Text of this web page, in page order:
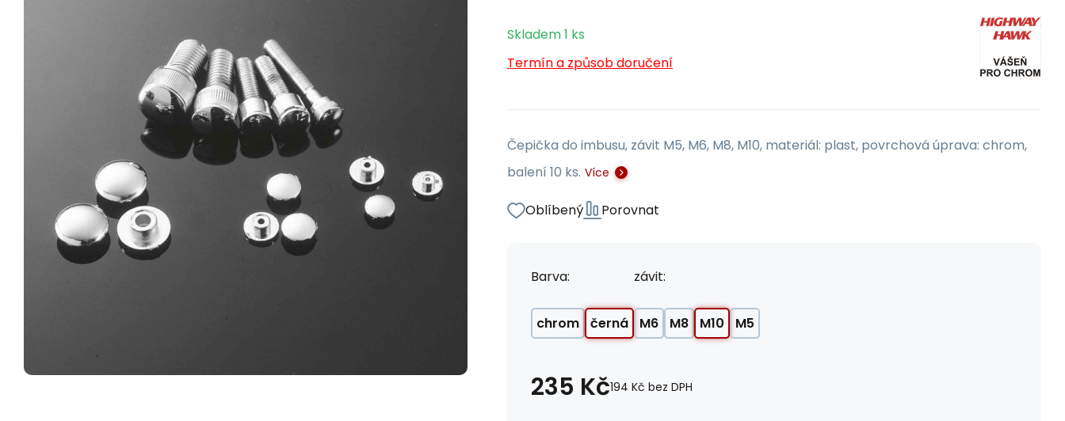
Skladem1 ks
Termín a způsob doručení
Čepička do imbusu, závit M5, M6, M8, M10, materiál: plast, povrchová úprava: chrom,
balení 10 ks. Více
Oblíbený Porovnat
Barva:
chrom černá
závit:
M6 M8 M10 M5
235 Kč194 Kč bez DPH